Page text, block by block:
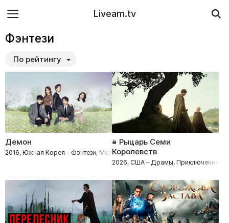
Liveam.tv
Фэнтези
По рейтингу
Демон
2016, Южная Корея – Фэнтези, Мелодрамы, Драмы, Комедии
Рыцарь Семи
Королевств
2026, США – Драмы, Приключения,